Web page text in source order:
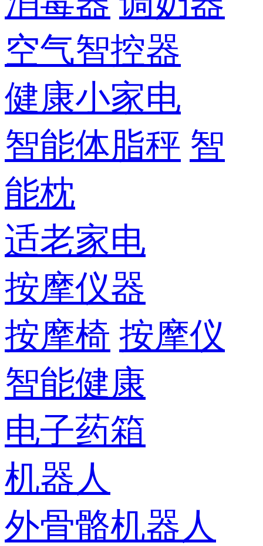
空气智控器
健康小家电
智能体脂秤 智
能枕
适老家电
按摩仪器
按摩椅 按摩仪
智能健康
电子药箱
机器人
外骨骼机器人